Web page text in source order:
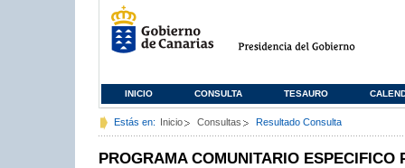
INICIO CONSULTA TESAURO
Estás en: Inicio Consultas Resultado Consulta
PROGRAMA COMUNITARIO ESPECIFICO